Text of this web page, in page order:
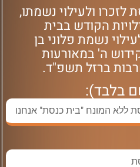
ולעילוי נשמתו,
הקודש בבית
נשמת פלוני בן
ה' במאורעות
ברזל תשפ"ד.
בלבד):